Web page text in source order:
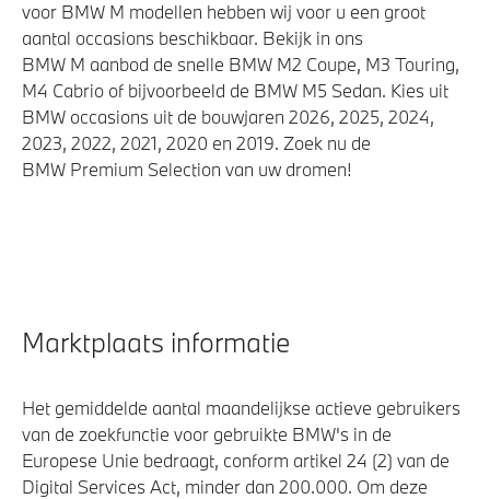
Actieve Voetgangersbescherming
Elektronisch Stabiliteits Programma
voor BMW M modellen hebben wij voor u een groot
aantal occasions beschikbaar. Bekijk in ons
BMW M aanbod de snelle BMW M2 Coupe, M3 Touring,
M4 Cabrio of bijvoorbeeld de BMW M5 Sedan. Kies uit
BMW occasions uit de bouwjaren 2026, 2025, 2024,
2023, 2022, 2021, 2020 en 2019. Zoek nu de
BMW Premium Selection van uw dromen!
Marktplaats informatie
Het gemiddelde aantal maandelijkse actieve gebruikers
van de zoekfunctie voor gebruikte BMW's in de
Europese Unie bedraagt, conform artikel 24 (2) van de
Digital Services Act, minder dan 200.000. Om deze